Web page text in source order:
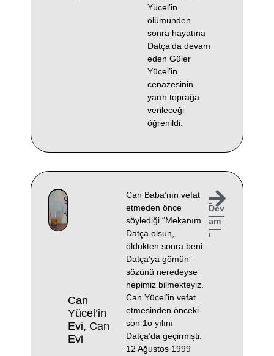
Yücel’in
ölümünden
sonra hayatına
Datça’da devam
eden Güler
Yücel’in
cenazesinin
yarın toprağa
verileceği
öğrenildi.
Can
Yücel’in
Evi, Can
Evi
Can Baba’nın vefat
etmeden önce
söylediği “Mekanım
Datça olsun,
öldükten sonra beni
Datça’ya gömün”
sözünü neredeyse
hepimiz bilmekteyiz.
Can Yücel’in vefat
etmesinden önceki
son 1o yılını
Datça’da geçirmişti.
12 Ağustos 1999
Dev
am
ı